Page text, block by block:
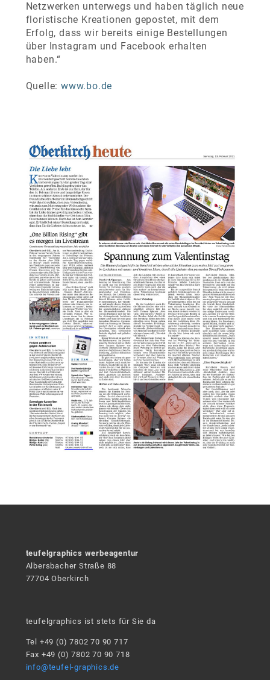
Netzwerken unterwegs und haben täglich neue
floristische Kreationen gepostet, mit dem
Erfolg, dass wir bereits einige Bestellungen
über Instagram und Facebook erhalten
haben.“
Quelle: www.bo.de
teufelgraphics werbeagentur
Albersbacher Straße 88
77704 Oberkirch
teufelgraphics ist stets für Sie da
Tel +49 (0) 7802 70 90 717
Fax +49 (0) 7802 70 90 718
info@teufel-graphics.de